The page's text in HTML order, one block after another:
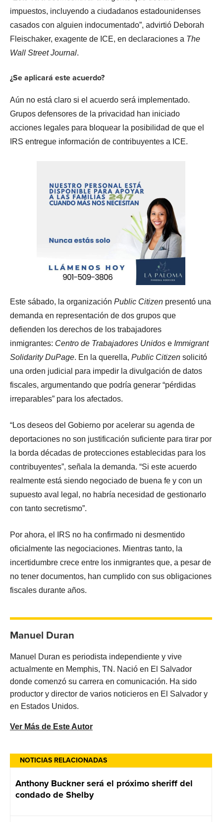
NOTICIAS RELACIONADAS
Anthony Buckner será el próximo sheriff del
condado de Shelby
impuestos, incluyendo a ciudadanos estadounidenses
casados con alguien indocumentado”, advirtió Deborah
Fleischaker, exagente de ICE, en declaraciones a The
Wall Street Journal.
¿Se aplicará este acuerdo?
Aún no está claro si el acuerdo será implementado.
Grupos defensores de la privacidad han iniciado
acciones legales para bloquear la posibilidad de que el
IRS entregue información de contribuyentes a ICE.
Este sábado, la organización Public Citizen presentó una
demanda en representación de dos grupos que
defienden los derechos de los trabajadores
inmigrantes: Centro de Trabajadores Unidos e Immigrant
Solidarity DuPage. En la querella, Public Citizen solicitó
una orden judicial para impedir la divulgación de datos
fiscales, argumentando que podría generar “pérdidas
irreparables” para los afectados.
“Los deseos del Gobierno por acelerar su agenda de
deportaciones no son justificación suficiente para tirar por
la borda décadas de protecciones establecidas para los
contribuyentes”, señala la demanda. “Si este acuerdo
realmente está siendo negociado de buena fe y con un
supuesto aval legal, no habría necesidad de gestionarlo
con tanto secretismo”.
Por ahora, el IRS no ha confirmado ni desmentido
oficialmente las negociaciones. Mientras tanto, la
incertidumbre crece entre los inmigrantes que, a pesar de
no tener documentos, han cumplido con sus obligaciones
fiscales durante años.
Manuel Duran
Manuel Duran es periodista independiente y vive
actualmente en Memphis, TN. Nació en El Salvador
donde comenzó su carrera en comunicación. Ha sido
productor y director de varios noticieros en El Salvador y
en Estados Unidos.
Ver Más de Este Autor